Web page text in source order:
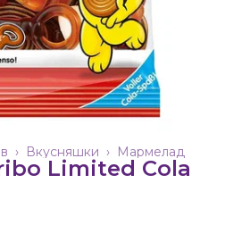
Мармелад
Вкусняшки ›
›
Limited Cola